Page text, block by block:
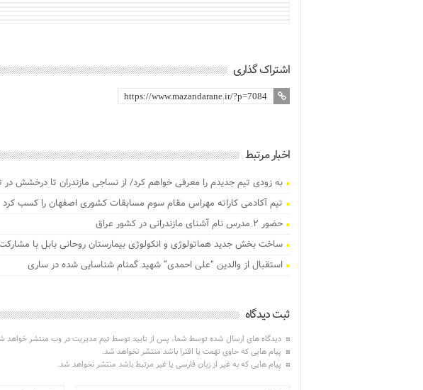
اشتراک گذاری
اخبار مرتبط
به زودی تیم جدیدم را معرفی خواهم کرد/ از نساجی مازندران تا درخشش در
تیم آکادمی کاراته مهراس مقام سوم مسابقات کشوری اصفهان را کسب کرد
حضور ۲ مدرس نام آشنای مازندرانی در کشور عراق
ساخت بخش جدید هماتولوژی و انکولوژی بیمارستان روحانی بابل با
استقبال از والدین “علی احمدی” شهید گمنام شناسایی شده در ساری
ثبت دیدگاه
دیدگاه های ارسال شده توسط شما، پس از تایید توسط تیم مدیریت در وب منتشر خواهد
پیام هایی که حاوی تهمت یا افترا باشد منتشر نخواهد شد.
پیام هایی که به غیر از زبان فارسی یا غیر مرتبط باشد منتشر نخواهد شد.